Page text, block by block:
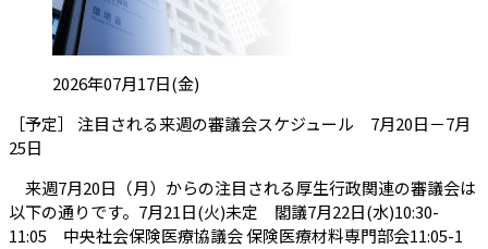
投稿日:2026年07月17日(金)
［予定］ 注目される来週の審議会スケジュール 7月20日－7月
25日
来週7月20日（月）からの注目される厚生行政関連の審議会は
以下の通りです。7月21日(火)未定 閣議7月22日(水)10:30-
11:05 中央社会保険医療協議会 保険医療材料専門部会11:05-1